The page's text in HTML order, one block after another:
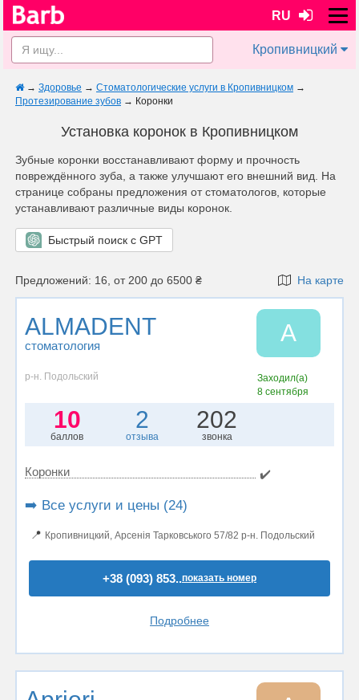
RU
Кропивницкий
→ Здоровье → Стоматологические услуги в Кропивницком →
Протезирование зубов → Коронки
Установка коронок в Кропивницком
Зубные коронки восстанавливают форму и прочность
повреждённого зуба, а также улучшают его внешний вид. На
странице собраны предложения от стоматологов, которые
устанавливают различные виды коронок.
Быстрый поиск с GPT
Предложений: 16, от 200 до 6500 ₴ На карте
ALMADENT
стоматология A
р-н. Подольский
Заходил(а)
8 сентября
10
баллов
2
отзыва
202
звонка
Коронки ✔️
➡️ Все услуги и цены (24)
📍 Кропивницкий, Арсенія Тарковського 57/82 р-н. Подольский
+38 (093) 853..показать номер
Подробнее